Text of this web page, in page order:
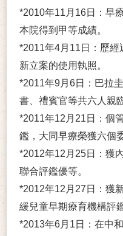
*2010年11月16日：早
本院得到甲等成績。
*2011年4月11日：歷
新立案的使用執照。
*2011年9月6日：巴拉
書、禮賓官等共六人親
*2011年12月21日：個
鑑，大同早療榮獲六個
*2012年12月25日：獲
聯合評鑑優等。
*2012年12月27日：獲
緩兒童早期療育機構評
*2013年6月1日：在中